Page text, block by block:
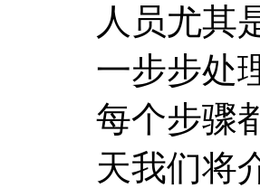
人员尤其
一步步处
每个步骤
天我们将